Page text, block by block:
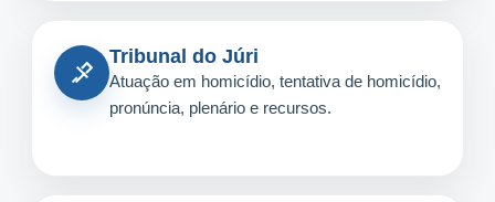
Tribunal do Júri
Atuação em homicídio, tentativa de homicídio,
pronúncia, plenário e recursos.